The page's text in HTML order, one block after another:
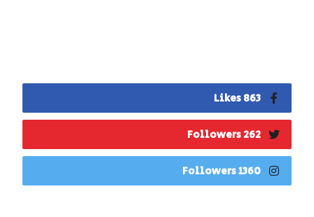
863 Likes
262 Followers
1360 Followers